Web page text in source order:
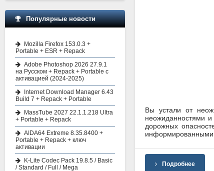
Вы устали от
неожиданностями
дорожных
информированными
Подробнее
Популярные новости
Mozilla Firefox 153.0.3 +
Portable + ESR + Repack
Adobe Photoshop 2026 27.9.1
на Русском + Repack + Portable с
активацией (2024-2025)
Internet Download Manager 6.43
Build 7 + Repack + Portable
MassTube 2027 22.1.1.218 Ultra
+ Portable + Repack
AIDA64 Extreme 8.35.8400 +
Portable + Repack + ключ
активации
K-Lite Codec Pack 19.8.5 / Basic
/ Standard / Full / Mega